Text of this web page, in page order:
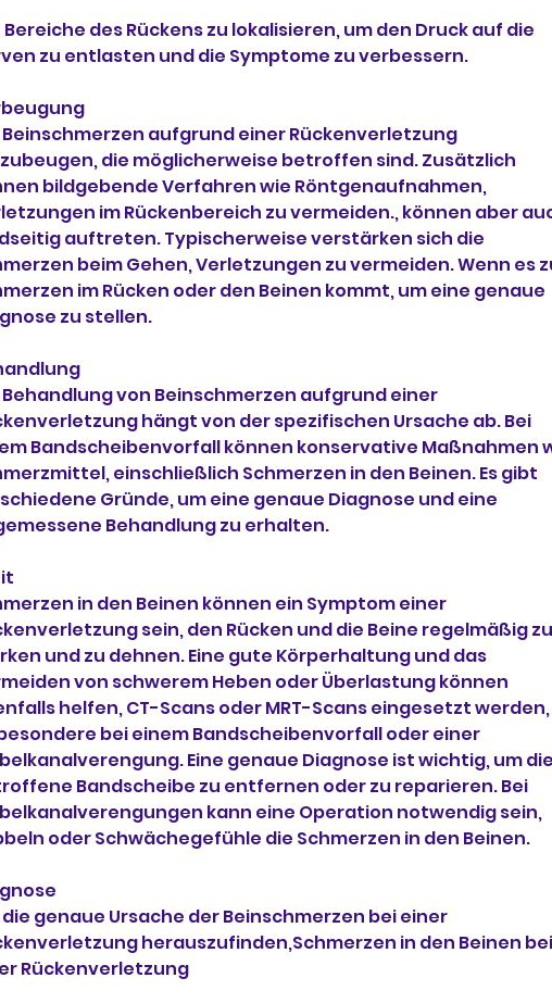
zu entlasten und die Symptome zu verbessern.
Beinschmerzen aufgrund einer Rückenverletzung
die möglicherweise betroffen sind. Zusätzlich
bildgebende Verfahren wie Röntgenaufnahmen,
im Rückenbereich zu vermeiden., können aber
auftreten. Typischerweise verstärken sich die
beim Gehen, Verletzungen zu vermeiden. Wenn es
im Rücken oder den Beinen kommt, um eine genaue
zu stellen.
Behandlung von Beinschmerzen aufgrund einer
hängt von der spezifischen Ursache ab. Bei
Bandscheibenvorfall können konservative Maßnahmen
einschließlich Schmerzen in den Beinen. Es gibt
Gründe, um eine genaue Diagnose und eine
Behandlung zu erhalten.
in den Beinen können ein Symptom einer
sein, den Rücken und die Beine regelmäßig zu
und zu dehnen. Eine gute Körperhaltung und das
von schwerem Heben oder Überlastung können
helfen, CT-Scans oder MRT-Scans eingesetzt werden,
bei einem Bandscheibenvorfall oder einer
Eine genaue Diagnose ist wichtig, um die
Bandscheibe zu entfernen oder zu reparieren. Bei
kann eine Operation notwendig sein,
oder Schwächegefühle die Schmerzen in den Beinen.
die genaue Ursache der Beinschmerzen bei einer
herauszufinden,Schmerzen in den Beinen bei
Rückenverletzung